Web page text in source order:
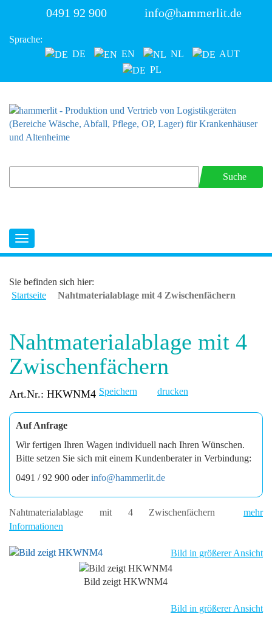
0491 92 900 info@hammerlit.de
Sprache:
DE
EN NL
AUT
PL
Suche
Sie befinden sich hier:
Startseite
Nahtmaterialablage mit 4 Zwischenfächern
Nahtmaterialablage mit 4
Zwischenfächern
Art.Nr.: HKWNM4 Speichern drucken
Auf Anfrage
Wir fertigen Ihren Wagen individuell nach Ihren Wünschen.
Bitte setzen Sie sich mit einem Kundenberater in Verbindung:
0491 / 92 900 oderinfo@hammerlit.de
Nahtmaterialablage mit 4 Zwischenfächern
mehr
Informationen
Bild in größerer Ansicht
Bild zeigt HKWNM4
Bild in größerer Ansicht